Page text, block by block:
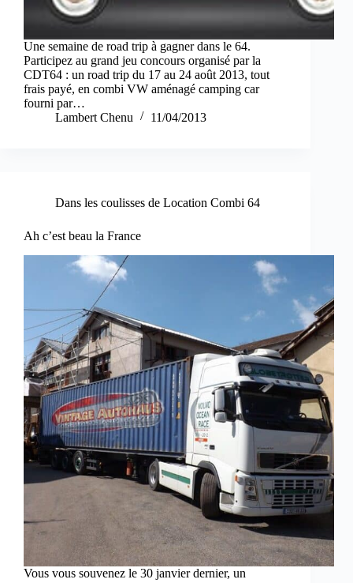
Une semaine de road trip à gagner dans le 64.
Participez au grand jeu concours organisé par la
CDT64 : un road trip du 17 au 24 août 2013, tout
frais payé, en combi VW aménagé camping car
fourni par…
Lambert Chenu
11/04/2013
Dans les coulisses de Location Combi 64
Ah c’est beau la France
Vous vous souvenez le 30 janvier dernier, un